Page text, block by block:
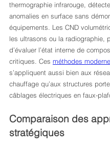
thermographie infrarouge,
anomalies en surface sans
équipements. Les CND
les ultrasons ou la radiographie,
d’évaluer l’état interne de
critiques. Ces méthodes
s’appliquent aussi bien aux
chauffage qu’aux structures
câblages électriques en faux-
Comparaison des
stratégiques